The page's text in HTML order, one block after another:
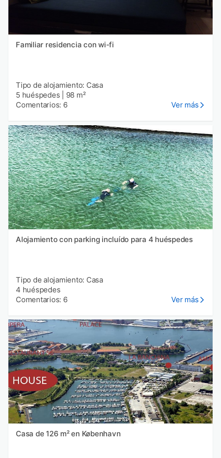
Familiar residencia con wi-fi
Tipo de alojamiento: Casa
5 huéspedes
98 m²
Comentarios: 6
Ver más
Alojamiento con parking incluído para 4 huéspedes
Tipo de alojamiento: Casa
4 huéspedes
Comentarios: 6
Ver más
Casa de 126 m² en København